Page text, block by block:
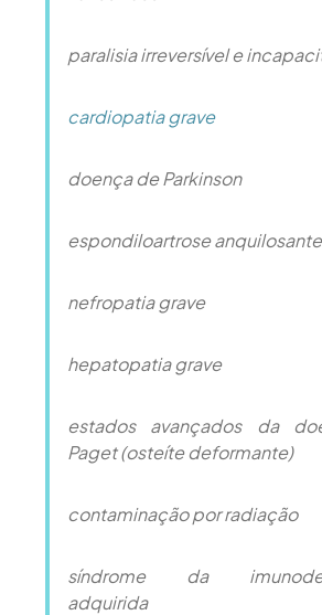
paralisia irreversível e
cardiopatia grave
doença de Parkinson
espondiloartrose anquilosante
nefropatia grave
hepatopatia grave
estados avançados da
Paget (osteíte deformante)
contaminação por radiação
síndrome da
adquirida